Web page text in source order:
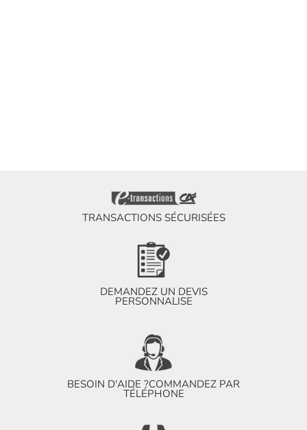
TRANSACTIONS SÉCURISÉES
DEMANDEZ UN DEVIS
PERSONNALISE
BESOIN D'AIDE ?COMMANDEZ PAR
TÉLÉPHONE